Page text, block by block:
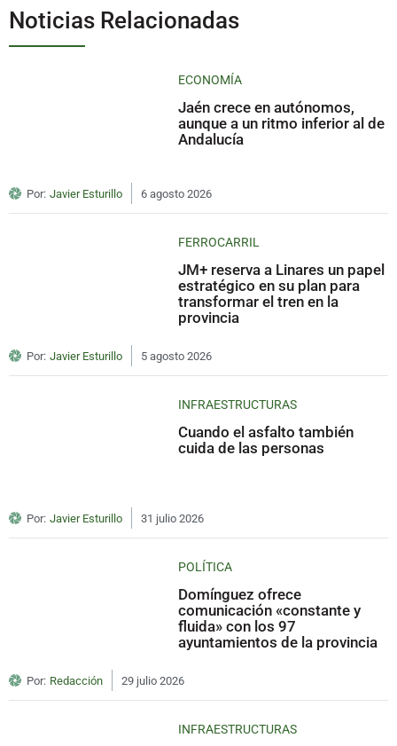
Noticias Relacionadas
ECONOMÍA
Jaén crece en autónomos,
aunque a un ritmo inferior al de
Andalucía
Por: Javier Esturillo 6 agosto 2026
FERROCARRIL
JM+ reserva a Linares un papel
estratégico en su plan para
transformar el tren en la
provincia
Por: Javier Esturillo 5 agosto 2026
INFRAESTRUCTURAS
Cuando el asfalto también
cuida de las personas
Por: Javier Esturillo 31 julio 2026
POLÍTICA
Domínguez ofrece
comunicación «constante y
fluida» con los 97
ayuntamientos de la provincia
Por: Redacción 29 julio 2026
INFRAESTRUCTURAS